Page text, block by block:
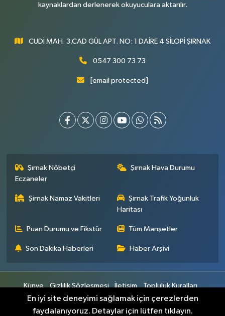
kaynaklardan derlenerek okuyuculara aktarılır.
CUDİ MAH. 3.CAD GÜL APT. NO: 1 DAİRE 4 SİLOPİ ŞIRNAK
0547 300 73 73
[email protected]
Şırnak Nöbetçi
Eczaneler
Şırnak Hava Durumu
Şirnak Namaz Vakitleri
Şırnak Trafik Yoğunluk
Haritası
Puan Durumu ve Fikstür Tüm Manşetler
Son Dakika Haberleri Haber Arşivi
Künye Gizlilik Sözleşmesi İletişim
Topluluk Kuralları
Yayın İlkeleri
En iyi site deneyimi sağlamak için çerezlerden
faydalanıyoruz. Detaylar için lütfen tıklayın.